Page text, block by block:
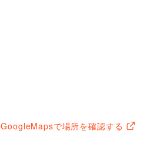
GoogleMapsで場所を確認する